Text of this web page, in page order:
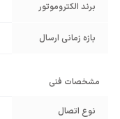
برند الکتروموتور
بازه زمانی ارسال
مشخصات فنی
نوع اتصال